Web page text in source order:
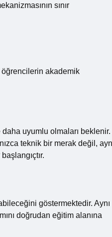
sınır
öğrencilerin akademik
uyumlu olmaları beklenir.
teknik bir merak değil,
göstermektedir. Aynı
doğrudan eğitim alanına